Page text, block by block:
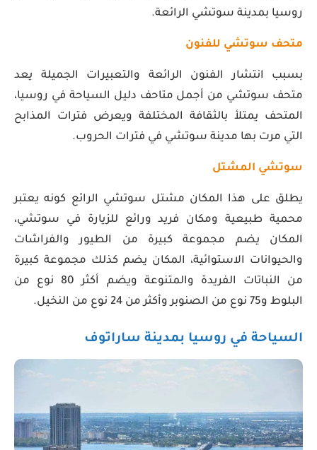
روسيا بمدينة سوتشي الرائعة.
متحف سوتشي للفنون
بسبب انتشار الفنون الرائعة والتعبيرات الجميلة يعد
متحف سوتشي من أجمل متاحف دليل السياحة في روسيا،
المتحف يمتلأ بالثقافة المختلفة ويعرض فترات المذابح
التي مرت بها مدينة سوتشي في فترات الحروب.
سوتشي المشتل
يطلق على هذا المكان مشتل سوتشي الرائع كونه يعتبر
محمية طبيعية ومكان فريد ورائع للزيارة في سوتشي،
المكان يضم مجموعة كبيرة من الطيور والفراشات
والحيوانات الاستوائية، المكان يضم كذلك مجموعة كبيرة
من النباتات الفريدة والمتنوعة ويضم أكثر 80 نوع من
البلوط و75 نوع من الصنوبر وأكثر من 24 نوع من النخيل.
السياحة في روسيا بمدينة ساراتوف